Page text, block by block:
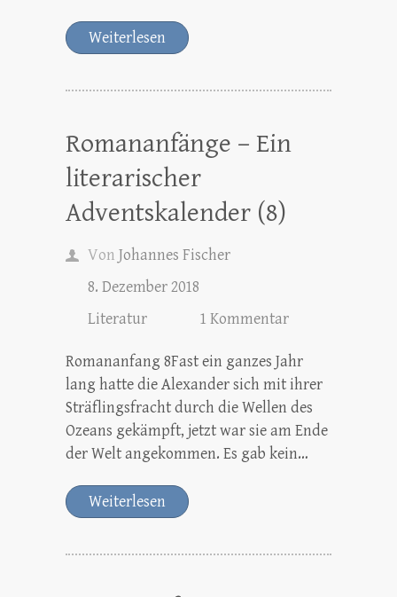
Weiterlesen
Romananfänge – Ein
literarischer
Adventskalender (8)
Von Johannes Fischer
8. Dezember 2018
Literatur
1 Kommentar
Romananfang 8Fast ein ganzes Jahr
lang hatte die Alexander sich mit ihrer
Sträflingsfracht durch die Wellen des
Ozeans gekämpft, jetzt war sie am Ende
der Welt angekommen. Es gab kein…
Weiterlesen